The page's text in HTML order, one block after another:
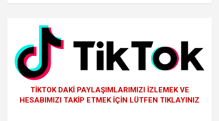
TİKTOK DAKİ PAYLAŞIMLARIMIZI İZLEMEK VE
HESABIMIZI TAKİP ETMEK İÇİN LÜTFEN TIKLAYINIZ